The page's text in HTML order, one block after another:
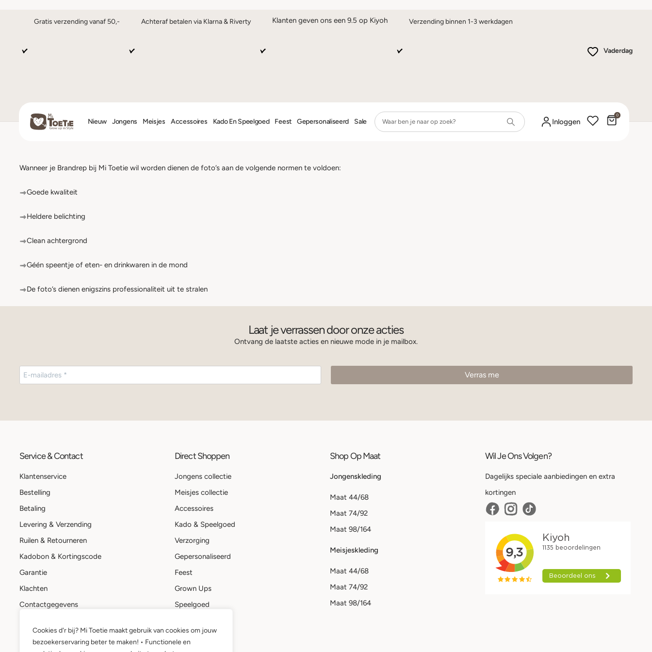
Cookies d'r bij? Mi Toetie maakt gebruik van cookies om jouw
bezoekerservaring beter te maken! • Functionele en
Gratis verzending vanaf 50,- Achteraf betalen via Klarna & Riverty Klanten geven ons een 9.5 op Kiyoh Verzending binnen 1-3 werkdagen
Vaderdag
Nieuw Jongens Meisjes Accessoires Kado En Speelgoed Feest Gepersonaliseerd Sale Inloggen
0
Wanneer je Brandrep bij Mi Toetie wil worden dienen de foto’s aan de volgende normen te voldoen:
Goede kwaliteit
Heldere belichting
Clean achtergrond
Géén speentje of eten- en drinkwaren in de mond
De foto’s dienen enigszins professionaliteit uit te stralen
Laat je verrassen door onze acties
Ontvang de laatste acties en nieuwe mode in je mailbox.
Service & Contact
Klantenservice
Bestelling
Betaling
Levering & Verzending
Ruilen & Retourneren
Kadobon & Kortingscode
Garantie
Klachten
Contactgegevens
Mi Toetie account
Direct Shoppen
Jongens collectie
Meisjes collectie
Accessoires
Kado & Speelgoed
Verzorging
Gepersonaliseerd
Feest
Grown Ups
Speelgoed
Shop Op Maat
Jongenskleding
Maat 44/68
Maat 74/92
Maat 98/164
Meisjeskleding
Maat 44/68
Maat 74/92
Maat 98/164
Wil Je Ons Volgen?
Dagelijks speciale aanbiedingen en extra
kortingen